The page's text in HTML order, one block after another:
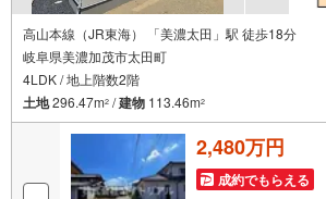
高山本線（JR東海） 「美濃太田」駅 徒歩18分
岐阜県美濃加茂市太田町
4LDK / 地上階数2階
土地296.47m2 /建物 113.46m2
2,480万円
成約でもらえる